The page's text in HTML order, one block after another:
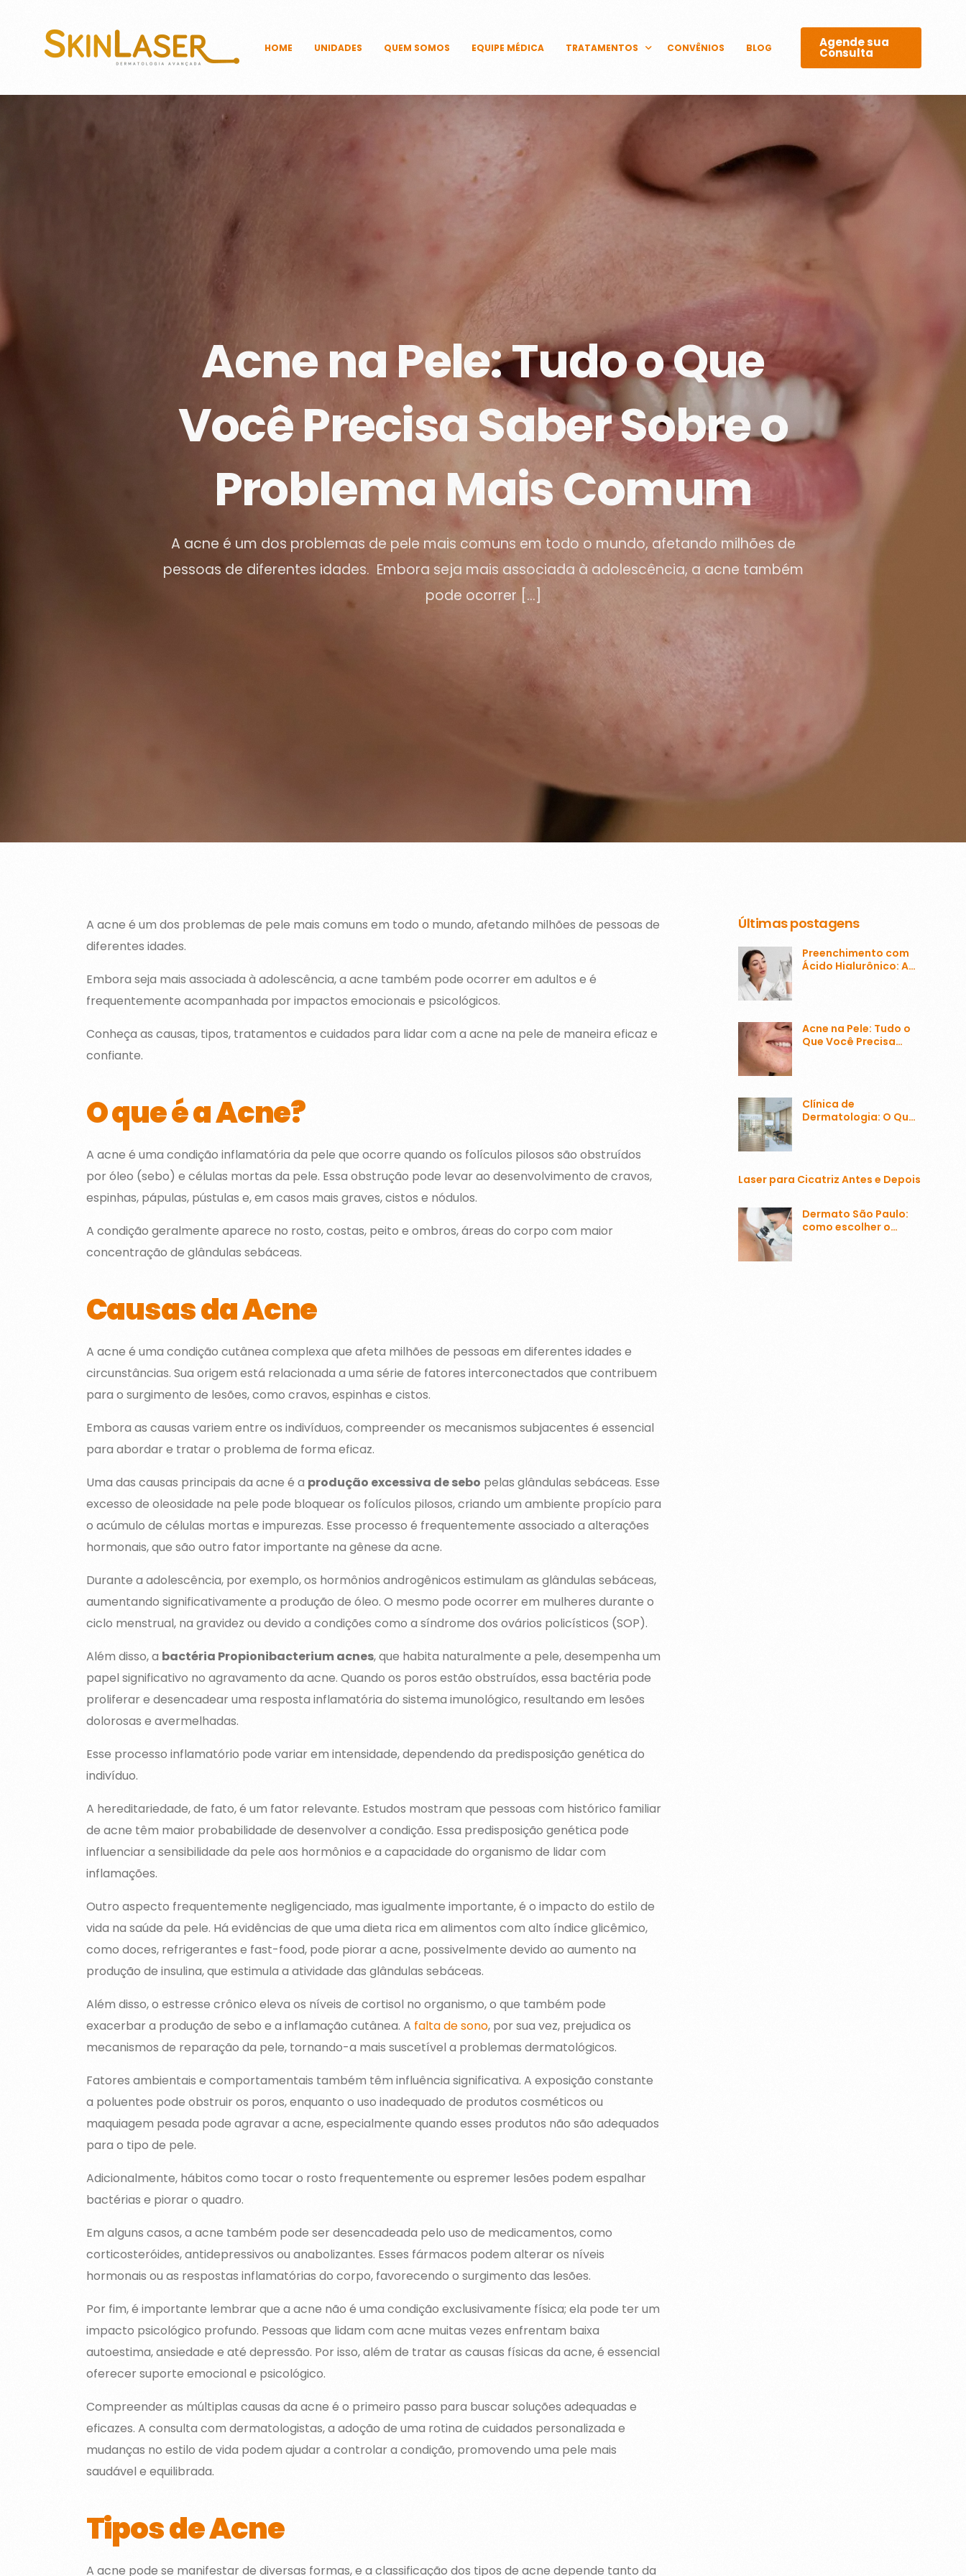
HOME UNIDADES QUEM SOMOS EQUIPE MÉDICA TRATAMENTOS
CAPILARES
DERMATOLÓGICOS
ÍNTIMOS
UNHAS
TECNOLOGIAS E LASERS
CONVÊNIOS BLOG Agende sua
Consulta
Acne na Pele: Tudo o Que
Você Precisa Saber Sobre o
Problema Mais Comum
A acne é um dos problemas de pele mais comuns em todo o mundo, afetando milhões de
pessoas de diferentes idades. Embora seja mais associada à adolescência, a acne também
pode ocorrer […]
A acne é um dos problemas de pele mais comuns em todo o mundo, afetando milhões de pessoas de
diferentes idades.
Embora seja mais associada à adolescência, a acne também pode ocorrer em adultos e é
frequentemente acompanhada por impactos emocionais e psicológicos.
Conheça as causas, tipos, tratamentos e cuidados para lidar com a acne na pele de maneira eficaz e
confiante.
O que é a Acne?
A acne é uma condição inflamatória da pele que ocorre quando os folículos pilosos são obstruídos
por óleo (sebo) e células mortas da pele. Essa obstrução pode levar ao desenvolvimento de cravos,
espinhas, pápulas, pústulas e, em casos mais graves, cistos e nódulos.
A condição geralmente aparece no rosto, costas, peito e ombros, áreas do corpo com maior
concentração de glândulas sebáceas.
Causas da Acne
A acne é uma condição cutânea complexa que afeta milhões de pessoas em diferentes idades e
circunstâncias. Sua origem está relacionada a uma série de fatores interconectados que contribuem
para o surgimento de lesões, como cravos, espinhas e cistos.
Embora as causas variem entre os indivíduos, compreender os mecanismos subjacentes é essencial
para abordar e tratar o problema de forma eficaz.
Uma das causas principais da acne é a produção excessiva de sebo pelas glândulas sebáceas. Esse
excesso de oleosidade na pele pode bloquear os folículos pilosos, criando um ambiente propício para
o acúmulo de células mortas e impurezas. Esse processo é frequentemente associado a alterações
hormonais, que são outro fator importante na gênese da acne.
Durante a adolescência, por exemplo, os hormônios androgênicos estimulam as glândulas sebáceas,
aumentando significativamente a produção de óleo. O mesmo pode ocorrer em mulheres durante o
ciclo menstrual, na gravidez ou devido a condições como a síndrome dos ovários policísticos (SOP).
Além disso, a bactéria Propionibacterium acnes, que habita naturalmente a pele, desempenha um
papel significativo no agravamento da acne. Quando os poros estão obstruídos, essa bactéria pode
proliferar e desencadear uma resposta inflamatória do sistema imunológico, resultando em lesões
dolorosas e avermelhadas.
Esse processo inflamatório pode variar em intensidade, dependendo da predisposição genética do
indivíduo.
A hereditariedade, de fato, é um fator relevante. Estudos mostram que pessoas com histórico familiar
de acne têm maior probabilidade de desenvolver a condição. Essa predisposição genética pode
influenciar a sensibilidade da pele aos hormônios e a capacidade do organismo de lidar com
inflamações.
Outro aspecto frequentemente negligenciado, mas igualmente importante, é o impacto do estilo de
vida na saúde da pele. Há evidências de que uma dieta rica em alimentos com alto índice glicêmico,
como doces, refrigerantes e fast-food, pode piorar a acne, possivelmente devido ao aumento na
produção de insulina, que estimula a atividade das glândulas sebáceas.
Além disso, o estresse crônico eleva os níveis de cortisol no organismo, o que também pode
exacerbar a produção de sebo e a inflamação cutânea. A falta de sono, por sua vez, prejudica os
mecanismos de reparação da pele, tornando-a mais suscetível a problemas dermatológicos.
Fatores ambientais e comportamentais também têm influência significativa. A exposição constante
a poluentes pode obstruir os poros, enquanto o uso inadequado de produtos cosméticos ou
maquiagem pesada pode agravar a acne, especialmente quando esses produtos não são adequados
para o tipo de pele.
Adicionalmente, hábitos como tocar o rosto frequentemente ou espremer lesões podem espalhar
bactérias e piorar o quadro.
Em alguns casos, a acne também pode ser desencadeada pelo uso de medicamentos, como
corticosteróides, antidepressivos ou anabolizantes. Esses fármacos podem alterar os níveis
hormonais ou as respostas inflamatórias do corpo, favorecendo o surgimento das lesões.
Por fim, é importante lembrar que a acne não é uma condição exclusivamente física; ela pode ter um
impacto psicológico profundo. Pessoas que lidam com acne muitas vezes enfrentam baixa
autoestima, ansiedade e até depressão. Por isso, além de tratar as causas físicas da acne, é essencial
oferecer suporte emocional e psicológico.
Compreender as múltiplas causas da acne é o primeiro passo para buscar soluções adequadas e
eficazes. A consulta com dermatologistas, a adoção de uma rotina de cuidados personalizada e
mudanças no estilo de vida podem ajudar a controlar a condição, promovendo uma pele mais
saudável e equilibrada.
Tipos de Acne
A acne pode se manifestar de diversas formas, e a classificação dos tipos de acne depende tanto da
Últimas postagens
Preenchimento com
Ácido Hialurônico: A
Acne na Pele: Tudo o
Que Você Precisa
Clínica de
Dermatologia: O Que
Laser para Cicatriz Antes e Depois
Dermato São Paulo:
como escolher o